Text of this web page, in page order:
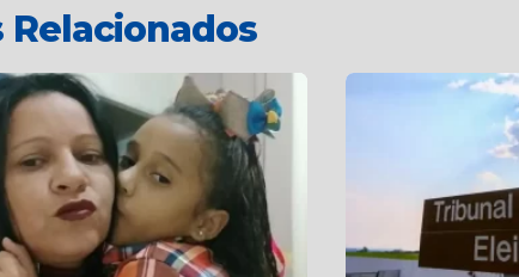
Relacionados